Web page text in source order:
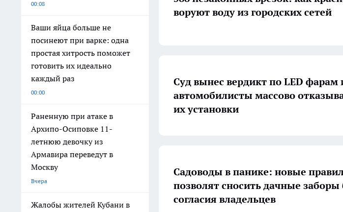
00:08
Ваши яйца больше не
посинеют при варке: одна
простая хитрость поможет
готовить их идеально
каждый раз
00:00
Раненную при атаке в
Архипо-Осиповке 11-
летнюю девочку из
Армавира переведут в
Москву
Вчера
Жалобы жителей Кубани в
воруют воду из городских сетей
Суд вынес вердикт по LED фарам
автомобилисты массово
их установки
Садоводы в панике: новые
позволят сносить дачные заборы
согласия владельцев